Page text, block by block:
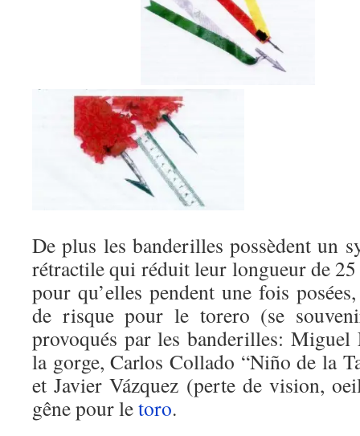
De plus les banderilles possèdent un
rétractile qui réduit leur longueur de 25
pour qu’elles pendent une fois
de risque pour le torero (se
provoqués par les banderilles:
la gorge, Carlos Collado “Niño de la
et Javier Vázquez (perte de vision,
gêne pour letoro.